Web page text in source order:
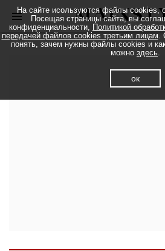
На сайте исользуются файлы cookies,
Посещая страницы сайта, вы
конфиденциальности, Политикой
передачей файлов cookies третьим лицам.
понять, зачем нужны файлы cookies и
можно здесь.
ок